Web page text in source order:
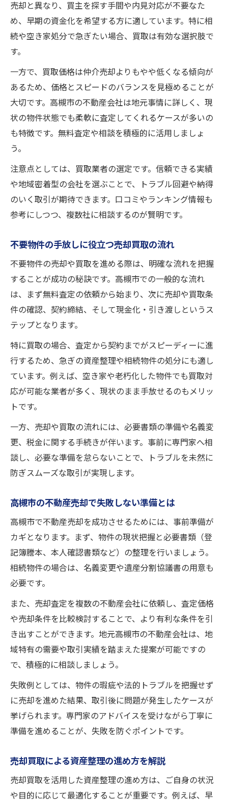
売却と異なり、買主を探す手間や内見対応が不要なた
め、早期の資金化を希望する方に適しています。特に相
続や空き家処分で急ぎたい場合、買取は有効な選択肢で
す。
一方で、買取価格は仲介売却よりもやや低くなる傾向が
あるため、価格とスピードのバランスを見極めることが
大切です。高槻市の不動産会社は地元事情に詳しく、現
状の物件状態でも柔軟に査定してくれるケースが多いの
も特徴です。無料査定や相談を積極的に活用しましょ
う。
注意点としては、買取業者の選定です。信頼できる実績
や地域密着型の会社を選ぶことで、トラブル回避や納得
のいく取引が期待できます。口コミやランキング情報も
参考にしつつ、複数社に相談するのが賢明です。
不要物件の手放しに役立つ売却買取の流れ
不要物件の売却や買取を進める際は、明確な流れを把握
することが成功の秘訣です。高槻市での一般的な流れ
は、まず無料査定の依頼から始まり、次に売却や買取条
件の確認、契約締結、そして現金化・引き渡しというス
テップとなります。
特に買取の場合、査定から契約までがスピーディーに進
行するため、急ぎの資産整理や相続物件の処分にも適し
ています。例えば、空き家や老朽化した物件でも買取対
応が可能な業者が多く、現状のまま手放せるのもメリッ
トです。
一方、売却や買取の流れには、必要書類の準備や名義変
更、税金に関する手続きが伴います。事前に専門家へ相
談し、必要な準備を怠らないことで、トラブルを未然に
防ぎスムーズな取引が実現します。
高槻市の不動産売却で失敗しない準備とは
高槻市で不動産売却を成功させるためには、事前準備が
カギとなります。まず、物件の現状把握と必要書類（登
記簿謄本、本人確認書類など）の整理を行いましょう。
相続物件の場合は、名義変更や遺産分割協議書の用意も
必要です。
また、売却査定を複数の不動産会社に依頼し、査定価格
や売却条件を比較検討することで、より有利な条件を引
き出すことができます。地元高槻市の不動産会社は、地
域特有の需要や取引実績を踏まえた提案が可能ですの
で、積極的に相談しましょう。
失敗例としては、物件の瑕疵や法的トラブルを把握せず
に売却を進めた結果、取引後に問題が発生したケースが
挙げられます。専門家のアドバイスを受けながら丁寧に
準備を進めることが、失敗を防ぐポイントです。
売却買取による資産整理の進め方を解説
売却買取を活用した資産整理の進め方は、ご自身の状況
や目的に応じて最適化することが重要です。例えば、早